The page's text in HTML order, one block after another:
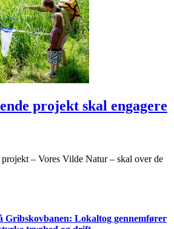
projekt skal engagere
– Vores Vilde Natur – skal over de
Gribskovbanen: Lokaltog gennemfører